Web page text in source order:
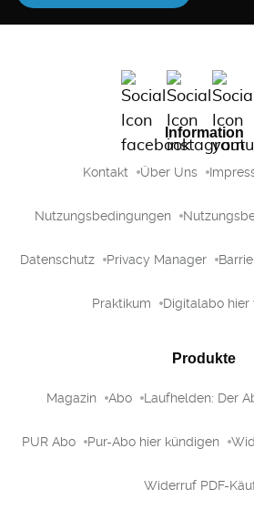
Information
Kontakt Über Uns
Nutzungsbedingungen
Datenschutz Privacy Manager
Praktikum Digitalabo hier
Produkte
Magazin Abo Laufhelden: Der
PUR Abo Pur-Abo hier kündigen
Widerruf PDF-